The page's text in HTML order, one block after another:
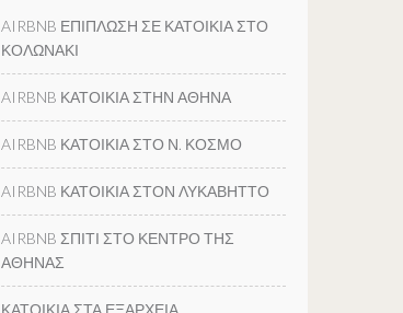
AIRBNB ΕΠΙΠΛΩΣΗ ΣΕ ΚΑΤΟΙΚΙΑ ΣΤΟ
ΚΟΛΩΝΑΚΙ
AIRBNB ΚΑΤΟΙΚΙΑ ΣΤΗΝ ΑΘΗΝΑ
AIRBNB ΚΑΤΟΙΚΙΑ ΣΤΟ Ν. ΚΟΣΜΟ
AIRBNB ΚΑΤΟΙΚΙΑ ΣΤΟΝ ΛΥΚΑΒΗΤΤΟ
AIRBNB ΣΠΙΤΙ ΣΤΟ ΚΕΝΤΡΟ ΤΗΣ
ΑΘΗΝΑΣ
ΚΑΤΟΙΚΙΑ ΣΤΑ ΕΞΑΡΧΕΙΑ